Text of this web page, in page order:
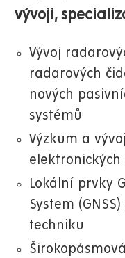
vývoji,
Vývoj
radarových
nových
systémů
Výzkum a
elektronických
Lokální prvky
System
techniku